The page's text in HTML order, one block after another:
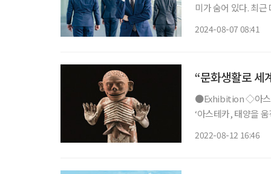
미가 숨어 있다. 최
2024-08-07 08:41
“문화생활로 세
●Exhibition ◇아스테카, 태양을 움직인 사람들 일정 8월 28일까지 장소 국립중앙박물관
‘아스테카, 태양을
2022-08-12 16:46